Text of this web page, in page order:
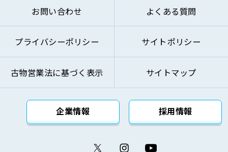
⑦本基本方針記載の方法により第三者に対し
て提供するため
⑧その他自動車関連業およびこれらに付帯・
関連するサービスの提供のため
上記の利用目的を変更する場合には、変更後の利用
目的が変更前の利用目的と相当の関連性を有すると
合理的に認められる範囲においてのみ変更を行い、
その内容をご本人に対し、原則として書面等（電磁
的記録を含みます。）により通知し、または弊社の
ウェブサイト等により公表します。
お問い合わせ よくある質問
プライバシーポリシー サイトポリシー
古物営業法に基づく表示 サイトマップ
企業情報 採用情報